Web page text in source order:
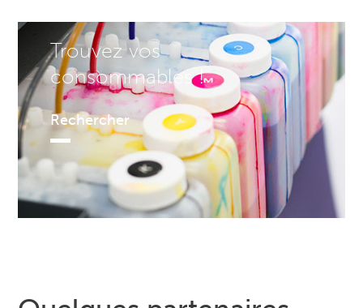
Trouvez vos
consommables !
Rechercher